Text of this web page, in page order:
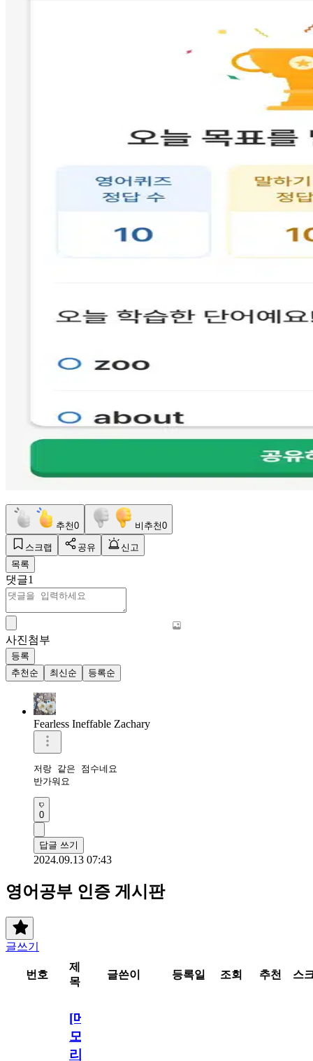
추천0 비추천0
스크랩 공유
신고
목록
댓글1
사진첨부
등록
추천순
최신순 등록순
Fearless Ineffable Zachary
저랑 같은 점수네요
반가워요
0
답글 쓰기
2024.09.13 07:43
영어공부 인증 게시판
글쓰기
번호
제
목
글쓴이 등록일 조회 추천 스
[메
모
리